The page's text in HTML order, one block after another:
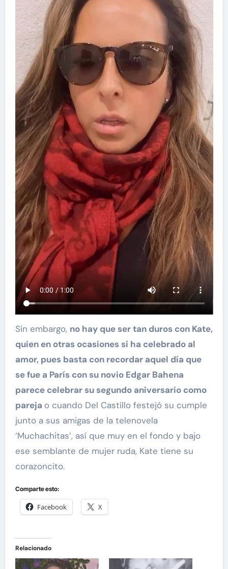
Sin embargo, no hay que ser tan duros con Kate,
quien en otras ocasiones sí ha celebrado al
amor, pues basta con recordar aquel día que
se fue a París con su novio Edgar Bahena
parece celebrar su segundo aniversario como
pareja o cuando Del Castillo festejó su cumple
junto a sus amigas de la telenovela
‘Muchachitas’, así que muy en el fondo y bajo
ese semblante de mujer ruda, Kate tiene su
corazoncito.
Comparte esto:
Facebook X
Relacionado